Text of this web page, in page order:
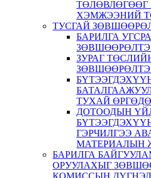
ТӨЛӨВЛӨГӨӨГ
ХЭМЖЭЭНИЙ
ТУСГАЙ
БАРИЛГА
ЗУРАГ
ТУХАЙ
ДОТООДЫН
ГЭРЧИЛГЭЭ
МАТЕРИАЛЫН
БАРИЛГА
ОРУУЛАХЫГ
КОМИССЫН